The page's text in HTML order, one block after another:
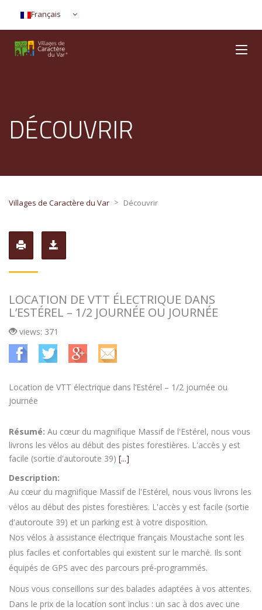
Français
DÉCOUVRIR
Villages de Caractère du Var > Découvrir
LOCATION DE VTT ÉLECTRIQUE DANS
L’ESTÉREL – 1/2 JOURNÉE OU JOURNÉE
views: 371
Location de VTT électrique dans l’Estérel – 1/2 journée ou
journée
Résumé: Au cœur du magnifique Massif de l'Estérel, nous vous
livrons les vélos au début des pistes forestières. L'accès y est
facile (sortie d'autoroute 39) [...]
Description:
Au cœur du magnifique Massif de l'Estérel, nous vous livrons les
vélos au début des pistes forestières. L'accès y est facile (sortie
d'autoroute 39) et un parking est à votre disposition.
Nos vélos à assistance électrique français Moustache sont les
plus faciles et confortables qui existent sur le marché. Ils sont
équipés de GPS avec des parcours pré-programmés.
Nous vous conseillons sur des balades adaptées à vos attentes.
Dans le prix de la location sont inclus : un sac à dos avec une